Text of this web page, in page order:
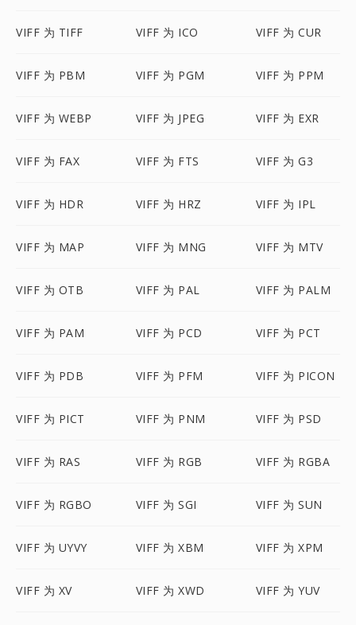
VIFF 为 TIFF VIFF 为 ICO VIFF 为 CUR
VIFF 为 PBM VIFF 为 PGM VIFF 为 PPM
VIFF 为 WEBP VIFF 为 JPEG VIFF 为 EXR
VIFF 为 FAX VIFF 为 FTS VIFF 为 G3
VIFF 为 HDR VIFF 为 HRZ VIFF 为 IPL
VIFF 为 MAP VIFF 为 MNG VIFF 为 MTV
VIFF 为 OTB VIFF 为 PAL VIFF 为 PALM
VIFF 为 PAM VIFF 为 PCD VIFF 为 PCT
VIFF 为 PDB VIFF 为 PFM VIFF 为 PICON
VIFF 为 PICT VIFF 为 PNM VIFF 为 PSD
VIFF 为 RAS VIFF 为 RGB VIFF 为 RGBA
VIFF 为 RGBO VIFF 为 SGI VIFF 为 SUN
VIFF 为 UYVY VIFF 为 XBM VIFF 为 XPM
VIFF 为 XV VIFF 为 XWD VIFF 为 YUV